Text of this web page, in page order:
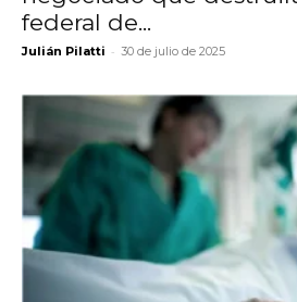
federal de...
Julián Pilatti - 30 de julio de 2025